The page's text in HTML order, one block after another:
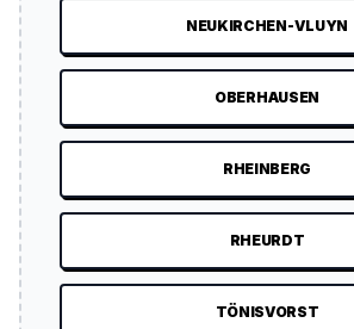
NEUKIRCHEN-VLUYN
OBERHAUSEN
RHEINBERG
RHEURDT
TÖNISVORST